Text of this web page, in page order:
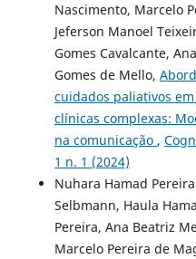
Nascimento, Marcelo
Jeferson Manoel
Gomes Cavalcante,
Gomes de Mello,
cuidados paliativos
clínicas complexas:
na comunicação ,
1 n. 1 (2024)
Nuhara Hamad
Selbmann, Haula
Pereira, Ana Beatriz
Marcelo Pereira de